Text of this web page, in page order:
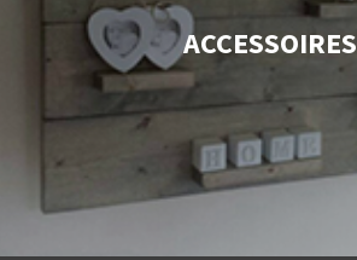
ACCESSOIRES